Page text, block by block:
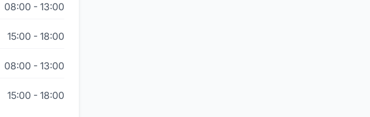
08:00 - 13:00
15:00 - 18:00
08:00 - 13:00
15:00 - 18:00